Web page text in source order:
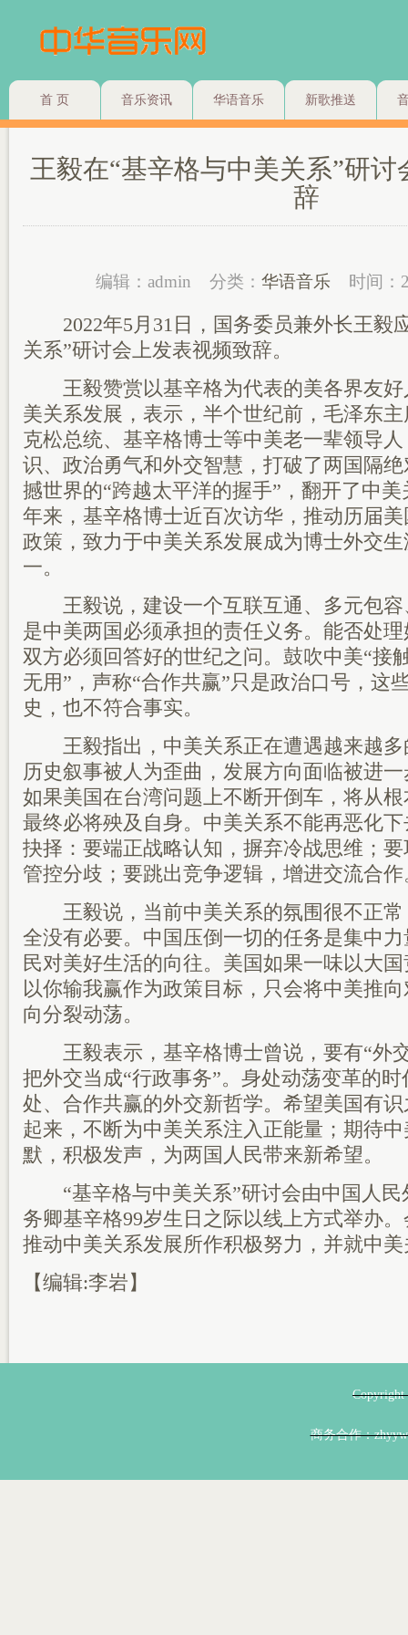
首 页 音乐资讯 华语音乐 新歌推送
王毅在“基辛格与中美关系”研
辞
编辑：admin 分类： 华语音乐 时间：
2022年5月31日，国务委员兼外长王毅
关系”研讨会上发表视频致辞。
王毅赞赏以基辛格为代表的美各界友好
美关系发展，表示，半个世纪前，毛泽东
克松总统、基辛格博士等中美老一辈领导
识、政治勇气和外交智慧，打破了两国隔
撼世界的“跨越太平洋的握手”，翻开了中
年来，基辛格博士近百次访华，推动历届
政策，致力于中美关系发展成为博士外交
一。
王毅说，建设一个互联互通、多元包容
是中美两国必须承担的责任义务。能否处
双方必须回答好的世纪之问。鼓吹中美“接
无用”，声称“合作共赢”只是政治口号，这
史，也不符合事实。
王毅指出，中美关系正在遭遇越来越多
历史叙事被人为歪曲，发展方向面临被进
如果美国在台湾问题上不断开倒车，将从
最终必将殃及自身。中美关系不能再恶化
抉择：要端正战略认知，摒弃冷战思维；
管控分歧；要跳出竞争逻辑，增进交流合作
王毅说，当前中美关系的氛围很不正常
全没有必要。中国压倒一切的任务是集中
民对美好生活的向往。美国如果一味以大
以你输我赢作为政策目标，只会将中美推
向分裂动荡。
王毅表示，基辛格博士曾说，要有“外
把外交当成“行政事务”。身处动荡变革的
处、合作共赢的外交新哲学。希望美国有
起来，不断为中美关系注入正能量；期待
默，积极发声，为两国人民带来新希望。
“基辛格与中美关系”研讨会由中国人民
务卿基辛格99岁生日之际以线上方式举办
推动中美关系发展所作积极努力，并就中
【编辑:李岩】
商务合作：